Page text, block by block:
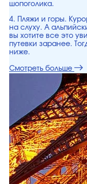
шопоголика.
4. Пляжи и горы.
на слуху. А
вы хотите все это
путевки заранее.
ниже.
Смотреть больше